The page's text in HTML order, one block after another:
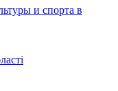
и спорта в